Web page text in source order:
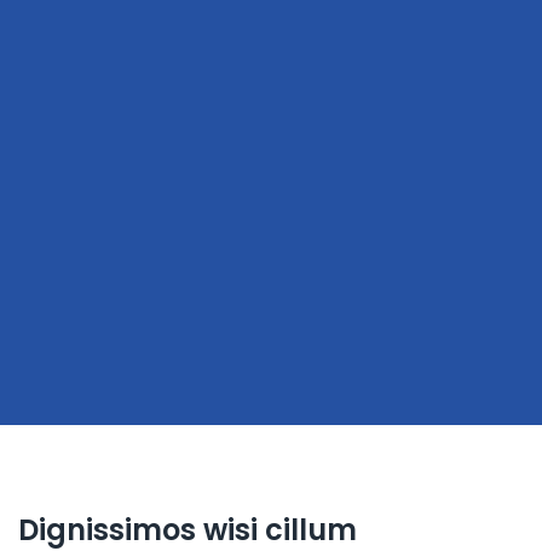
Dignissimos wisi cillum